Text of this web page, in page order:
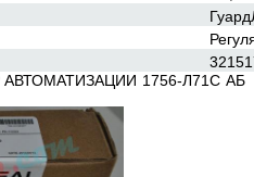
АВТОМАТИЗАЦИИ 1756-Л71С АБ